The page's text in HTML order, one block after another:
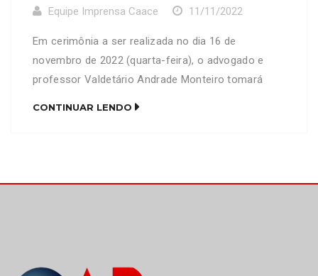
Equipe Imprensa Caace 11/11/2022
Em cerimônia a ser realizada no dia 16 de
novembro de 2022 (quarta-feira), o advogado e
professor Valdetário Andrade Monteiro tomará
CONTINUAR LENDO